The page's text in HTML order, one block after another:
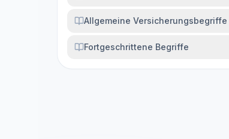
Allgemeine Versicherungsbegriffe
Fortgeschrittene Begriffe